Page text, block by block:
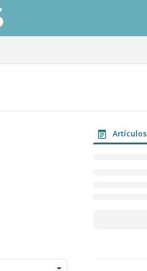
index at:
pages before exploring further.
Artículos